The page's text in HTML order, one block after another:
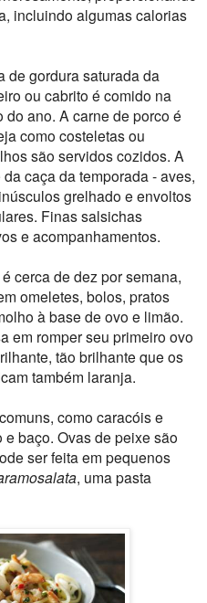
incluindo algumas calorias
de gordura saturada da
ou cabrito é comido na
ano. A carne de porco é
como costeletas ou
são servidos cozidos. A
caça da temporada - aves,
grelhado e envoltos
Finas salsichas
e acompanhamentos.
cerca de dez por semana,
omeletes, bolos, pratos
à base de ovo e limão.
em romper seu primeiro ovo
tão brilhante que os
também laranja.
como caracóis e
baço. Ovas de peixe são
ser feita em pequenos
, uma pasta